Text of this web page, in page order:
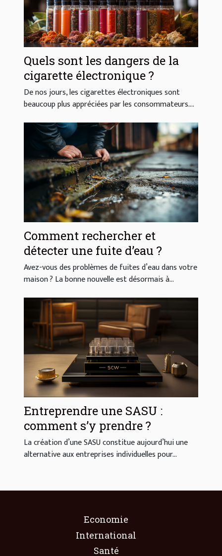
Quels sont les dangers de la
cigarette électronique ?
De nos jours, les cigarettes électroniques sont
beaucoup plus appréciées par les consommateurs....
Comment rechercher et
détecter une fuite d’eau ?
Avez-vous des problèmes de fuites d’eau dans votre
maison ? La bonne nouvelle est désormais à...
Entreprendre une SASU :
comment s’y prendre ?
La création d’une SASU constitue aujourd’hui une
alternative aux entreprises individuelles pour...
Economie
International
Santé